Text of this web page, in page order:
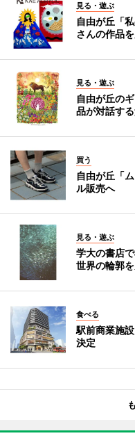
見る・遊ぶ
自由が丘「
さんの作品
見る・遊ぶ
自由が丘の
品が対話す
買う
自由が丘「
ル販売へ
見る・遊ぶ
学大の書店
世界の輪郭
食べる
駅前商業施
決定